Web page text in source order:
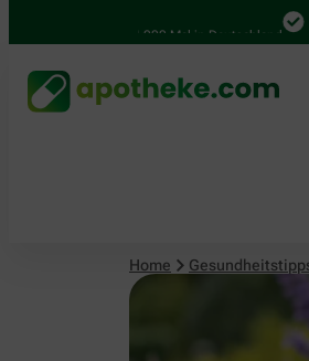
4.000 Mal in Deutschland
Home
Naturheilmittel & Hausmittel